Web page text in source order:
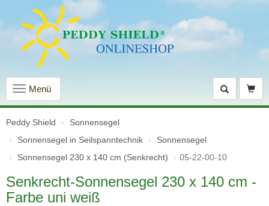
Navigation
einblenden
Menü
Peddy Shield
Sonnensegel
Sonnensegel in Seilspanntechnik
Sonnensegel
Sonnensegel 230 x 140 cm (Senkrecht)
05-22-00-10
Senkrecht-Sonnensegel 230 x 140 cm -
Farbe uni weiß